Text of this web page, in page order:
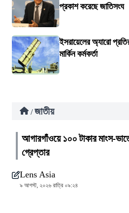
প্রকাশ করেছে জাতিসংঘ
ইসরায়েলের অ্যারো
মার্কিন কর্মকর্তা
/ জাতীয়
আগারগাঁওয়ে ১০০ টাকার মাংস-
গ্রেপ্তার
Lens Asia
৯ আগস্ট, ২০২৬ রাত্রি ০৯:২৪